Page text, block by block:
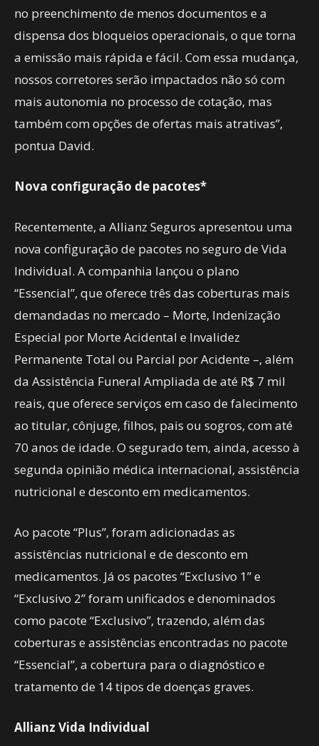
no preenchimento de menos documentos e a
dispensa dos bloqueios operacionais, o que torna
a emissão mais rápida e fácil. Com essa mudança,
nossos corretores serão impactados não só com
mais autonomia no processo de cotação, mas
também com opções de ofertas mais atrativas”,
pontua David.
Nova configuração de pacotes*
Recentemente, a Allianz Seguros apresentou uma
nova configuração de pacotes no seguro de Vida
Individual. A companhia lançou o plano
“Essencial”, que oferece três das coberturas mais
demandadas no mercado – Morte, Indenização
Especial por Morte Acidental e Invalidez
Permanente Total ou Parcial por Acidente –, além
da Assistência Funeral Ampliada de até R$ 7 mil
reais, que oferece serviços em caso de falecimento
ao titular, cônjuge, filhos, pais ou sogros, com até
70 anos de idade. O segurado tem, ainda, acesso à
segunda opinião médica internacional, assistência
nutricional e desconto em medicamentos.
Ao pacote “Plus”, foram adicionadas as
assistências nutricional e de desconto em
medicamentos. Já os pacotes “Exclusivo 1” e
“Exclusivo 2” foram unificados e denominados
como pacote “Exclusivo”, trazendo, além das
coberturas e assistências encontradas no pacote
“Essencial”, a cobertura para o diagnóstico e
tratamento de 14 tipos de doenças graves.
Allianz Vida Individual